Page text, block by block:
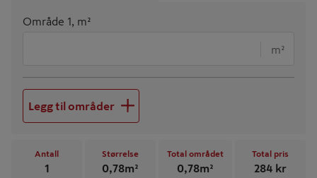
Område 1, m²
m²
Legg til områder
Antall
1
Størrelse
0,78m²
Total området
0,78m²
Total pris
284 kr